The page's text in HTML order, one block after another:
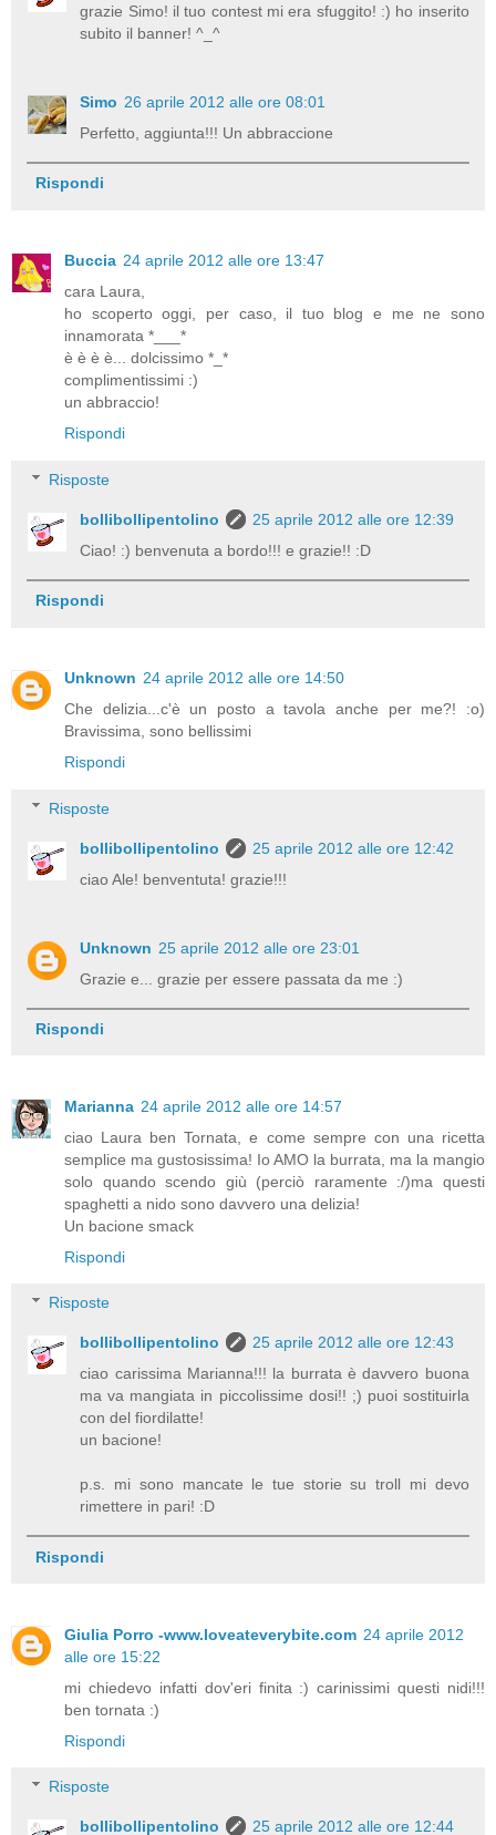
grazie Simo! il tuo contest mi era sfuggito! :) ho inserito
subito il banner! ^_^
Simo 26 aprile 2012 alle ore 08:01
Perfetto, aggiunta!!! Un abbraccione
Rispondi
Buccia 24 aprile 2012 alle ore 13:47
cara Laura,
ho scoperto oggi, per caso, il tuo blog e me ne sono
innamorata *___*
è è è è... dolcissimo *_*
complimentissimi :)
un abbraccio!
Rispondi
Risposte
bollibollipentolino
25 aprile 2012 alle ore 12:39
Ciao! :) benvenuta a bordo!!! e grazie!! :D
Rispondi
Unknown 24 aprile 2012 alle ore 14:50
Che delizia...c'è un posto a tavola anche per me?! :o)
Bravissima, sono bellissimi
Rispondi
Risposte
bollibollipentolino
25 aprile 2012 alle ore 12:42
ciao Ale! benventuta! grazie!!!
Unknown 25 aprile 2012 alle ore 23:01
Grazie e... grazie per essere passata da me :)
Rispondi
Marianna 24 aprile 2012 alle ore 14:57
ciao Laura ben Tornata, e come sempre con una ricetta
semplice ma gustosissima! Io AMO la burrata, ma la mangio
solo quando scendo giù (perciò raramente :/)ma questi
spaghetti a nido sono davvero una delizia!
Un bacione smack
Rispondi
Risposte
bollibollipentolino
25 aprile 2012 alle ore 12:43
ciao carissima Marianna!!! la burrata è davvero buona
ma va mangiata in piccolissime dosi!! ;) puoi sostituirla
con del fiordilatte!
un bacione!
p.s. mi sono mancate le tue storie su troll mi devo
rimettere in pari! :D
Rispondi
Giulia Porro -www.loveateverybite.com 24 aprile 2012
alle ore 15:22
mi chiedevo infatti dov'eri finita :) carinissimi questi nidi!!!
ben tornata :)
Rispondi
Risposte
bollibollipentolino 25 aprile 2012 alle ore 12:44